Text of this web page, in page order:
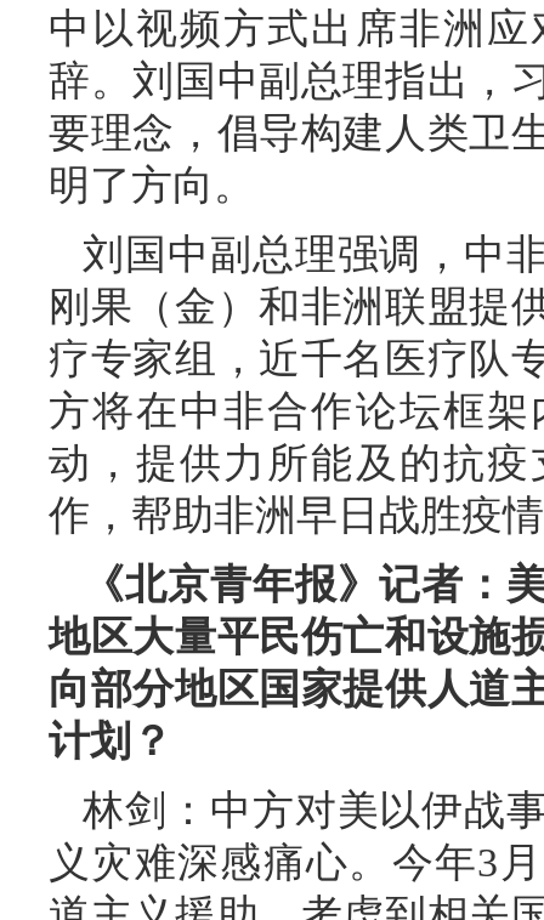
中以视频方式出席非洲
辞。刘国中副总理指出，
要理念，倡导构建人类卫
明了方向。
刘国中副总理强调，中
刚果（金）和非洲联盟提
疗专家组，近千名医疗队
方将在中非合作论坛框
动，提供力所能及的抗
作，帮助非洲早日战胜疫
《北京青年报》记者：
地区大量平民伤亡和设施
向部分地区国家提供人道
计划？
林剑：中方对美以伊战
义灾难深感痛心。今年3